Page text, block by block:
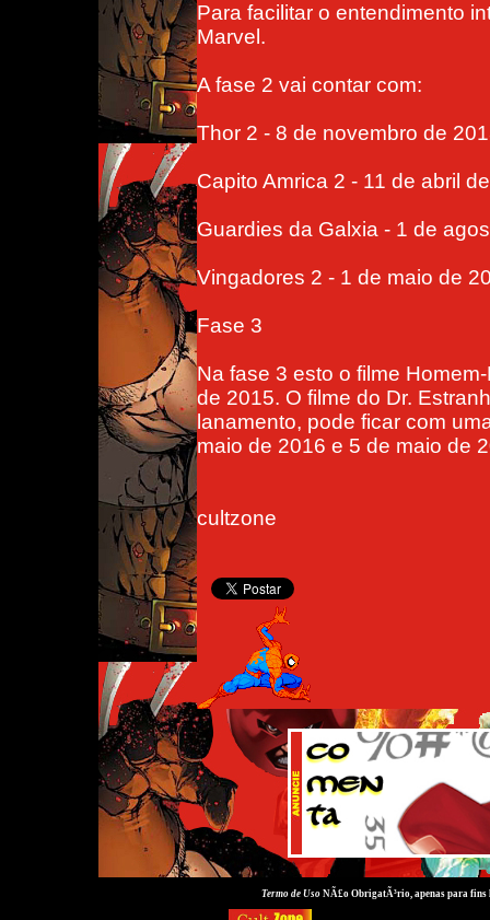
Para facilitar o entendimento
Marvel.
A fase 2 vai contar com:
Thor 2 - 8 de novembro de
Capito Amrica 2 - 11 de abril
Guardies da Galxia - 1 de
Vingadores 2 - 1 de maio de
Fase 3
Na fase 3 esto o filme
de 2015. O filme do Dr.
lanamento, pode ficar com
maio de 2016 e 5 de maio de
cultzone
Termo de UsoNÃ£o ObrigatÃ³rio, apenas para